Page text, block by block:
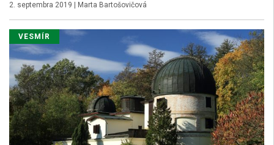
2. septembra 2019 Marta Bartošovičová
VESMÍR